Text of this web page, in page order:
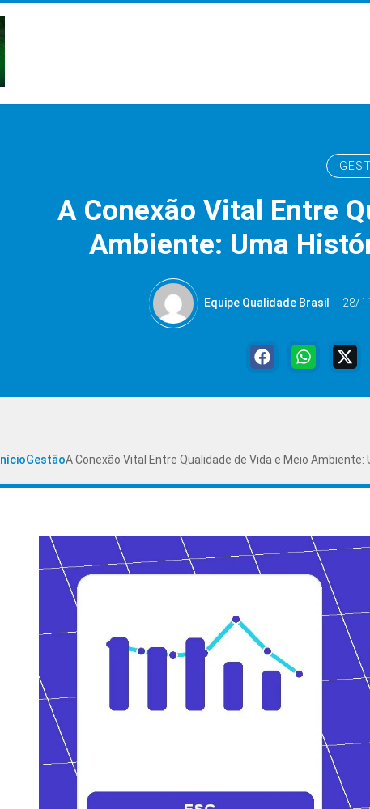
A Conexão Vital Entre
Ambiente: Uma
Equipe Qualidade Brasil 28/
InícioGestãoA Conexão Vital Entre Qualidade de Vida e Meio